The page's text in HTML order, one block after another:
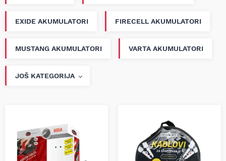
EXIDE AKUMULATORI FIRECELL AKUMULATORI
MUSTANG AKUMULATORI VARTA AKUMULATORI
JOŠ KATEGORIJA